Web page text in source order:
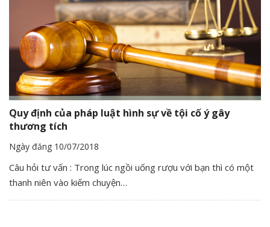
Quy định của pháp luật hình sự về tội cố ý gây
thương tích
Ngày đăng 10/07/2018
Câu hỏi tư vấn : Trong lúc ngồi uống rượu với bạn thì có một
thanh niên vào kiếm chuyện…